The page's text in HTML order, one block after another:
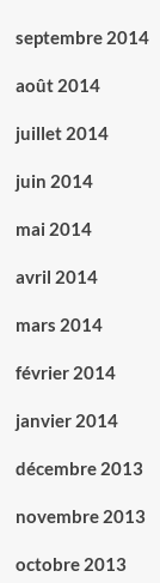
septembre 2014
août 2014
juillet 2014
juin 2014
mai 2014
avril 2014
mars 2014
février 2014
janvier 2014
décembre 2013
novembre 2013
octobre 2013